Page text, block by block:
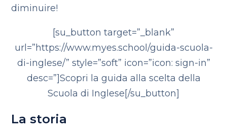
diminuire!
[su_button target=”_blank”
url=”https://www.myes.school/guida-scuola-
di-inglese/” style=”soft” icon=”icon: sign-in”
desc=”]Scopri la guida alla scelta della
Scuola di Inglese[/su_button]
La storia